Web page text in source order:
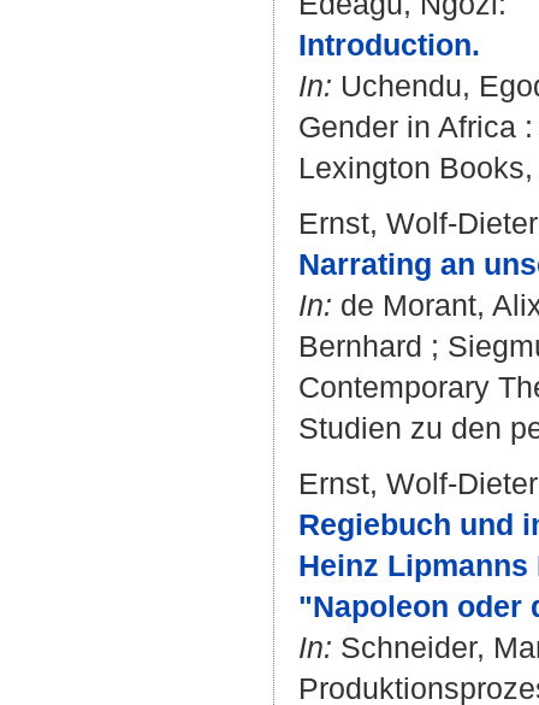
Introduction.
In: Uchendu,
Gender in Africa
Lexington
Ernst, Wolf-Dieter
Narrating an
In: de Morant,
Bernhard ;
Contemporary
Studien zu den
Ernst, Wolf-Dieter
Regiebuch und
Heinz
"Napoleon oder
In: Schneider,